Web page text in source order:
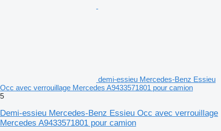
demi-essieu Mercedes-Benz Essieu
Occ avec verrouillage Mercedes A9433571801 pour camion
5
Demi-essieu Mercedes-Benz Essieu Occ avec verrouillage
Mercedes A9433571801 pour camion